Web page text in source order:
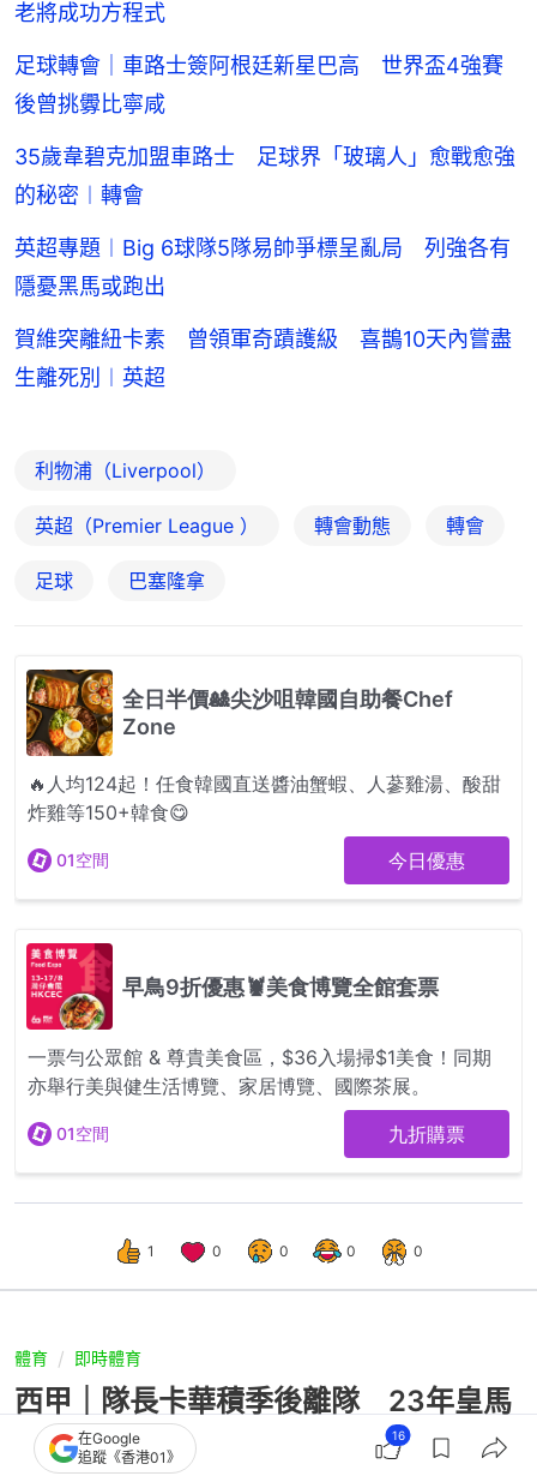
老將成功方程式
足球轉會｜車路士簽阿根廷新星巴高 世界盃4強賽
後曾挑釁比寧咸
35歲韋碧克加盟車路士 足球界「玻璃人」愈戰愈強
的秘密︱轉會
英超專題︱Big 6球隊5隊易帥爭標呈亂局 列強各有
隱憂黑馬或跑出
賀維突離紐卡素 曾領軍奇蹟護級 喜鵲10天內嘗盡
生離死別︱英超
利物浦（Liverpool）
英超（Premier League ） 轉會動態 轉會
足球 巴塞隆拿
1 0 0 0 0
體育 即時體育
西甲｜隊長卡華積季後離隊 23年皇馬
生涯告終 曾六奪歐聯冠軍
在Google
追蹤《香港01》
16